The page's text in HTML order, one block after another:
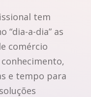
tem
“dia-a-dia” as
comércio
e tempo para